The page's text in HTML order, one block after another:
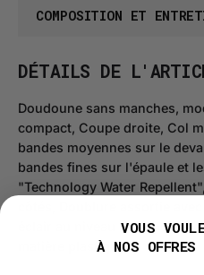
COMPOSITION ET
DÉTAILS DE
Doudoune sans manches,
compact, Coupe droite, Col
bandes moyennes sur le
bandes fines sur l'épaule et
"Technology Water
côtés, Doublure assortie
éclair au niveau de la
matière plastique.
VOUS
À NOS